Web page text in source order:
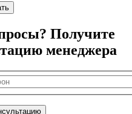
Получите
менеджера